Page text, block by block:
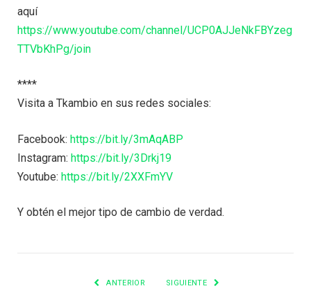
aquí
https://www.youtube.com/channel/UCP0AJJeNkFBYzeg
TTVbKhPg/join
****
Visita a Tkambio en sus redes sociales:
Facebook: https://bit.ly/3mAqABP
Instagram: https://bit.ly/3Drkj19
Youtube: https://bit.ly/2XXFmYV
Y obtén el mejor tipo de cambio de verdad.
ANTERIOR SIGUIENTE